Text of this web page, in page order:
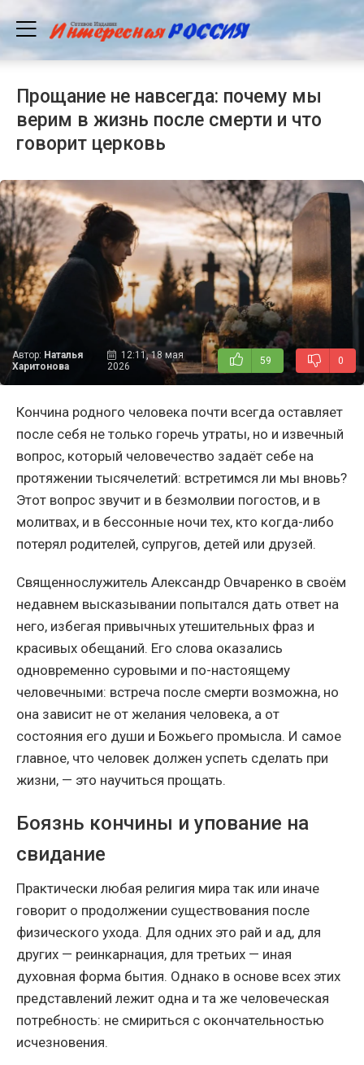
Прощание не навсегда: почему мы
верим в жизнь после смерти и что
говорит церковь
Автор: Наталья
Харитонова
12:11, 18 мая
2026
59 0
Кончина родного человека почти всегда оставляет
после себя не только горечь утраты, но и извечный
вопрос, который человечество задаёт себе на
протяжении тысячелетий: встретимся ли мы вновь?
Этот вопрос звучит и в безмолвии погостов, и в
молитвах, и в бессонные ночи тех, кто когда-либо
потерял родителей, супругов, детей или друзей.
Священнослужитель Александр Овчаренко в своём
недавнем высказывании попытался дать ответ на
него, избегая привычных утешительных фраз и
красивых обещаний. Его слова оказались
одновременно суровыми и по-настоящему
человечными: встреча после смерти возможна, но
она зависит не от желания человека, а от
состояния его души и Божьего промысла. И самое
главное, что человек должен успеть сделать при
жизни, — это научиться прощать.
Боязнь кончины и упование на
свидание
Практически любая религия мира так или иначе
говорит о продолжении существования после
физического ухода. Для одних это рай и ад, для
других — реинкарнация, для третьих — иная
духовная форма бытия. Однако в основе всех этих
представлений лежит одна и та же человеческая
потребность: не смириться с окончательностью
исчезновения.